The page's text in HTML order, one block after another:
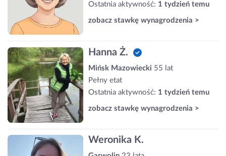
Ostatnia aktywność: 1 tydzień temu
zobacz stawkę wynagrodzenia >
Hanna Ż.
Mińsk Mazowiecki 55 lat
Pełny etat
Ostatnia aktywność: 1 tydzień temu
zobacz stawkę wynagrodzenia >
Weronika K.